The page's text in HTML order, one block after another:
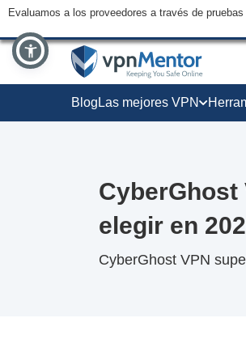
Evaluamos a los proveedores a través de
Blog Las mejores VPN
CyberGhost
elegir en
CyberGhost VPN